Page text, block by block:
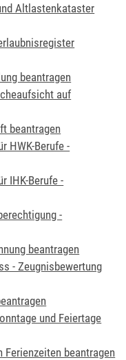
Altlastenkataster
beantragen
auf
beantragen
HWK-Berufe -
IHK-Berufe -
-
beantragen
- Zeugnisbewertung
und Feiertage
Ferienzeiten beantragen